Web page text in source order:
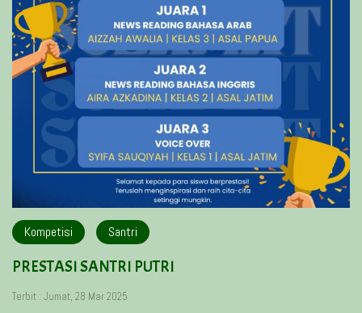
Kompetisi Santri
PRESTASI SANTRI PUTRI
Terbit : Jumat, 28 Mar 2025